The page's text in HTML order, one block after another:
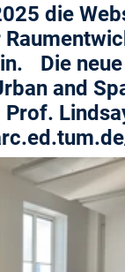
die
Die
and
Prof.